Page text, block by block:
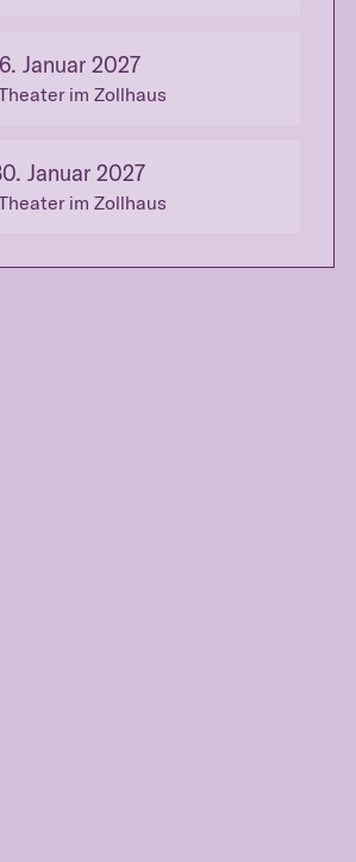
Januar 2027
im Zollhaus
Januar 2027
im Zollhaus